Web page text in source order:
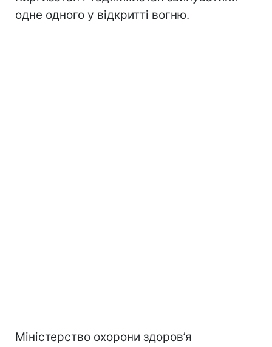
одне одного у відкритті вогню.
Міністерство охорони здоров’я